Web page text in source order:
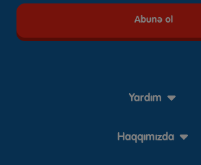
Yardım
Haqqımızda